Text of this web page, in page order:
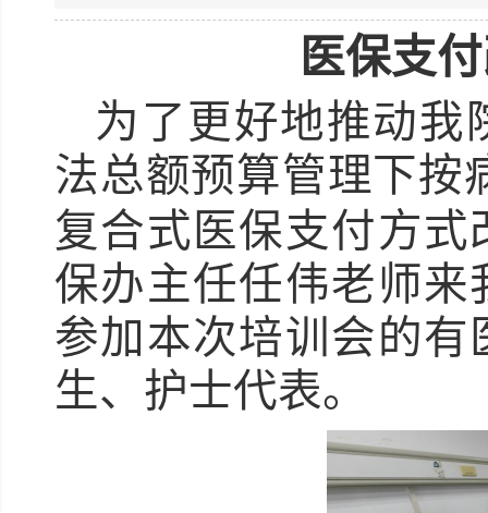
医保支
为了更好地推动我
法总额预算管理下按
复合式医保支付方
保办主任任伟老师
参加本次培训会的
生、护士代表。